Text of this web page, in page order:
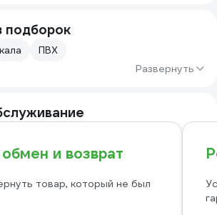
подборок
ПВХ
Развернуть
и возврат
товар, который не был